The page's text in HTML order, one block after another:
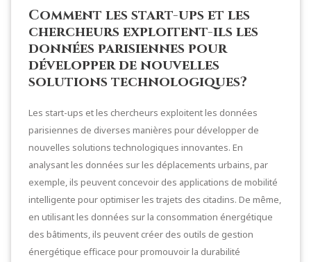
Comment les start-ups et les
chercheurs exploitent-ils les
données parisiennes pour
développer de nouvelles
solutions technologiques?
Les start-ups et les chercheurs exploitent les données
parisiennes de diverses manières pour développer de
nouvelles solutions technologiques innovantes. En
analysant les données sur les déplacements urbains, par
exemple, ils peuvent concevoir des applications de mobilité
intelligente pour optimiser les trajets des citadins. De même,
en utilisant les données sur la consommation énergétique
des bâtiments, ils peuvent créer des outils de gestion
énergétique efficace pour promouvoir la durabilité